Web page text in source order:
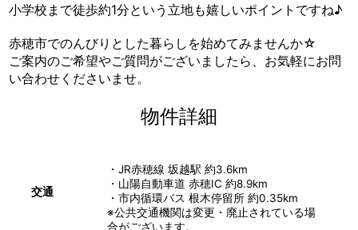
小学校まで徒歩約1分という立地も嬉しいポイントですね♪
赤穂市でのんびりとした暮らしを始めてみませんか☆
ご案内のご希望やご質問がございましたら、お気軽にお問
い合わせくださいませ。
物件詳細
交通
・JR赤穂線 坂越駅 約3.6km
・山陽自動車道 赤穂IC 約8.9km
・市内循環バス 根木停留所 約0.35km
※公共交通機関は変更・廃止されている場
合がございます。